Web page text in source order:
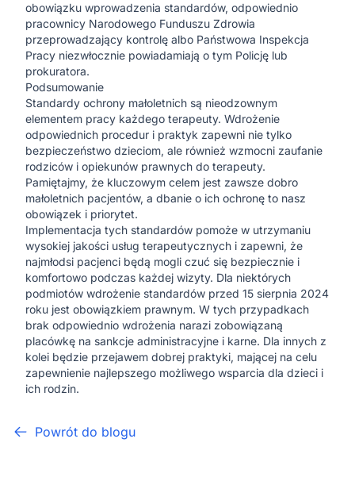
obowiązku wprowadzenia standardów, odpowiednio
pracownicy Narodowego Funduszu Zdrowia
przeprowadzający kontrolę albo Państwowa Inspekcja
Pracy niezwłocznie powiadamiają o tym Policję lub
prokuratora.
Podsumowanie
Standardy ochrony małoletnich są nieodzownym
elementem pracy każdego terapeuty. Wdrożenie
odpowiednich procedur i praktyk zapewni nie tylko
bezpieczeństwo dzieciom, ale również wzmocni zaufanie
rodziców i opiekunów prawnych do terapeuty.
Pamiętajmy, że kluczowym celem jest zawsze dobro
małoletnich pacjentów, a dbanie o ich ochronę to nasz
obowiązek i priorytet.
Implementacja tych standardów pomoże w utrzymaniu
wysokiej jakości usług terapeutycznych i zapewni, że
najmłodsi pacjenci będą mogli czuć się bezpiecznie i
komfortowo podczas każdej wizyty. Dla niektórych
podmiotów wdrożenie standardów przed 15 sierpnia 2024
roku jest obowiązkiem prawnym. W tych przypadkach
brak odpowiednio wdrożenia narazi zobowiązaną
placówkę na sankcje administracyjne i karne. Dla innych z
kolei będzie przejawem dobrej praktyki, mającej na celu
zapewnienie najlepszego możliwego wsparcia dla dzieci i
ich rodzin.
Powrót do blogu